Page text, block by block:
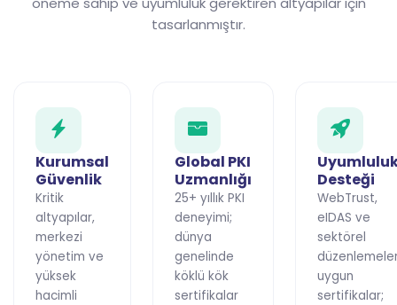
tasarlanmıştır.
Kurumsal
Güvenlik
Kritik
altyapılar,
merkezi
yönetim ve
yüksek
hacimli
Global PKI
Uzmanlığı
25+ yıllık PKI
deneyimi;
dünya
genelinde
köklü kök
sertifikalar
Desteği
WebTrust,
eIDAS ve
sektörel
uygun
sertifikalar;